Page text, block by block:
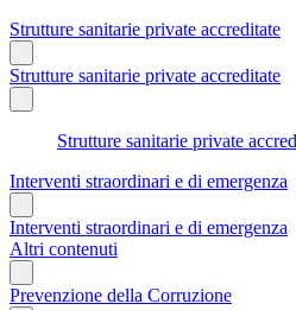
Strutture sanitarie private accreditate
Strutture sanitarie private accreditate
Strutture sanitarie private
Interventi straordinari e di emergenza
Interventi straordinari e di emergenza
Altri contenuti
Prevenzione della Corruzione